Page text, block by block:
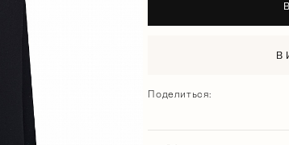
В
Поделиться: